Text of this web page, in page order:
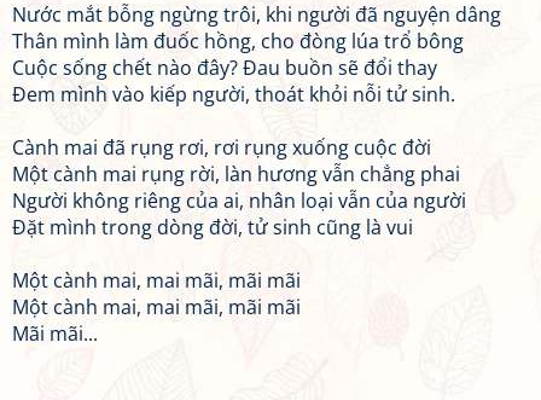
Nước mắt bỗng ngừng trôi, khi người đã nguyện dâng
Thân mình làm đuốc hồng, cho đòng lúa trổ bông
Cuộc sống chết nào đây? Đau buồn sẽ đổi thay
Đem mình vào kiếp người, thoát khỏi nỗi tử sinh.
Cành mai đã rụng rơi, rơi rụng xuống cuộc đời
Một cành mai rụng rời, làn hương vẫn chẳng phai
Người không riêng của ai, nhân loại vẫn của người
Đặt mình trong dòng đời, tử sinh cũng là vui
Một cành mai, mai mãi, mãi mãi
Một cành mai, mai mãi, mãi mãi
Mãi mãi...